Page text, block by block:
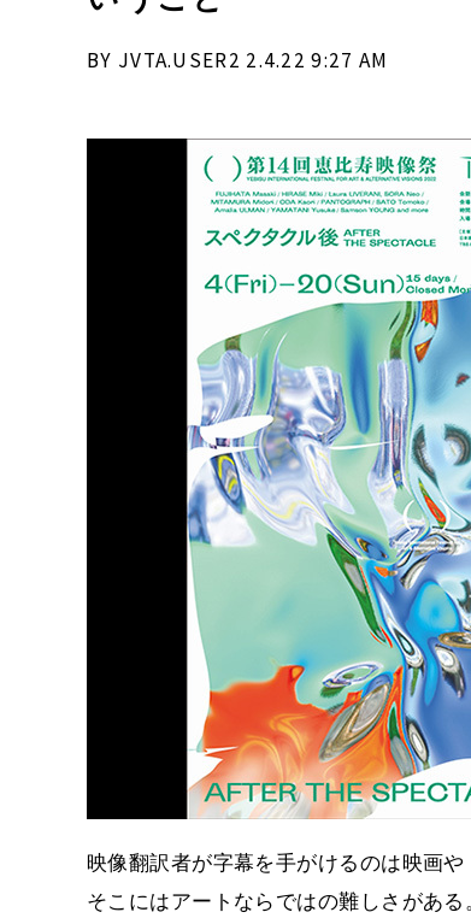
BY JVTA.USER2 2.4.22 9:27 AM
映像翻訳者が字幕を手がけるのは映画
そこにはアートならではの難しさがある